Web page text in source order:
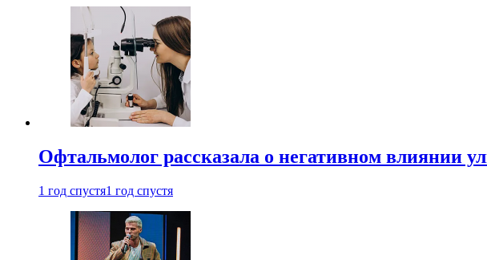
Офтальмолог рассказала о негативном влиянии
1 год спустя1 год спустя